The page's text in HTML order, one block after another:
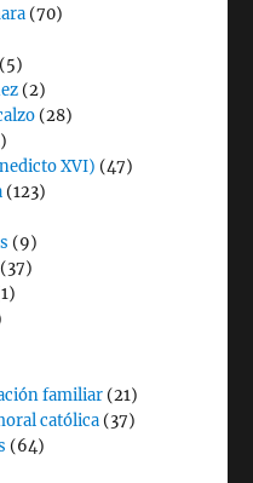
(70)
(5)
(2)
(28)
XVI) (47)
(123)
(9)
(37)
familiar (21)
católica (37)
(64)